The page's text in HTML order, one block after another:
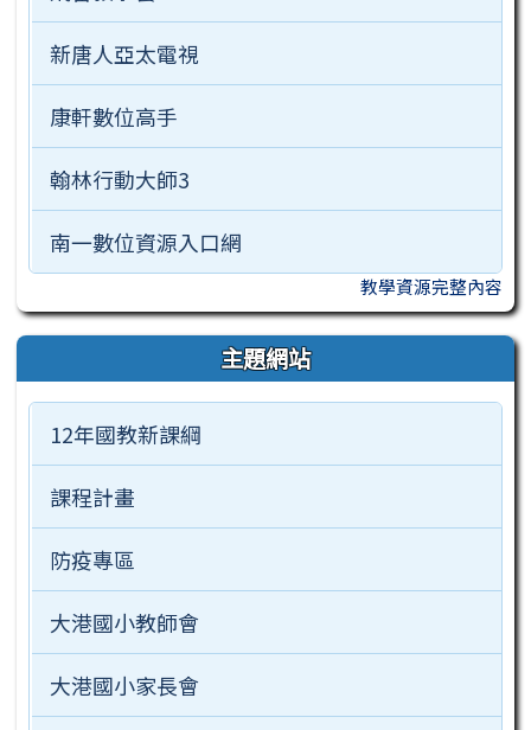
新唐人亞太電視
康軒數位高手
翰林行動大師3
南一數位資源入口網
教學資源完整內容
主題網站
12年國教新課綱
課程計畫
防疫專區
大港國小教師會
大港國小家長會